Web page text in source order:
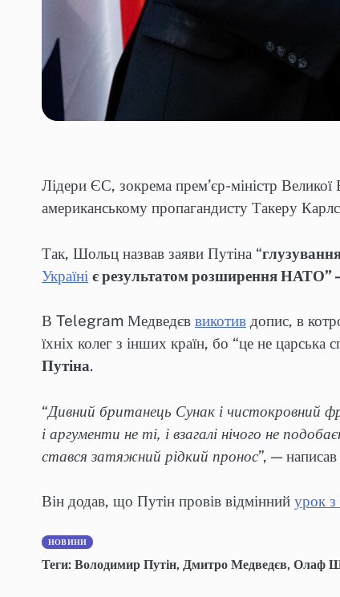
Лідери ЄС, зокрема прем’єр-міністр Великої
американському пропагандисту Такеру
Так, Шольц назвав заяви Путіна “
Україні є результатом розширення НАТО”
В Telegram Медведєв викотив допис, в
їхніх колег з інших країн, бо “це не царська
Путіна.
“Дивний британець Сунак і чистокровний
і аргументи не ті, і взагалі нічого не
стався затяжний рідкий пронос”, —
Він додав, що Путін провів відмінний урок з
НОВИНИ
Теги: Володимир Путін, Дмитро Медведєв, Олаф